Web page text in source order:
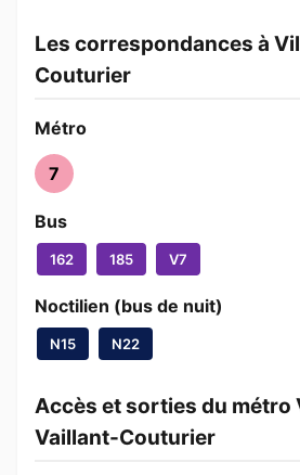
Les correspondances à
Couturier
Métro
7
Bus
162 185 V7
Noctilien (bus de nuit)
N15 N22
Accès et sorties du métro
Vaillant-Couturier